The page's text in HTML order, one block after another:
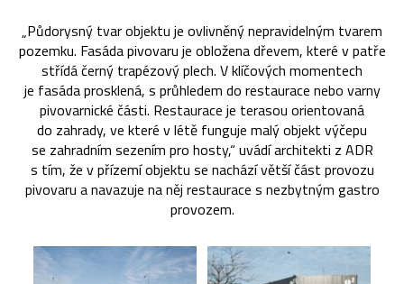
„Půdorysný tvar objektu je ovlivněný nepravidelným tvarem
pozemku. Fasáda pivovaru je obložena dřevem, které v patře
střídá černý trapézový plech. V klíčových momentech
je fasáda prosklená, s průhledem do restaurace nebo varny
pivovarnické části. Restaurace je terasou orientovaná
do zahrady, ve které v létě funguje malý objekt výčepu
se zahradním sezením pro hosty,“ uvádí architekti z ADR
s tím, že v přízemí objektu se nachází větší část provozu
pivovaru a navazuje na něj restaurace s nezbytným gastro
provozem.